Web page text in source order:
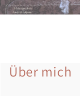
Über mich